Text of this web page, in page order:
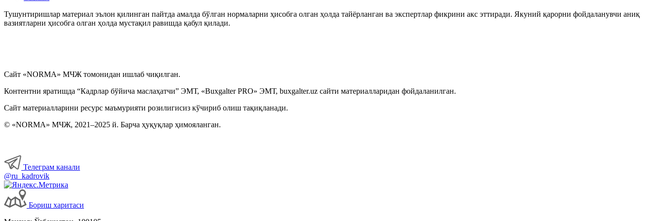
Суд амалиёти ва меҳнат низолари
Иш ҳақи, компенсация ва бошқа тўловлар
Бошқа ишга ўтиш, ўриндошлик
Меҳнат шароитларининг ўзгариши
Меҳнат шартномасини бекор қилиш
Тушунтиришлар материал эълон қилинган пайтда амалда бўлган нормаларни ҳисобга олган ҳолда тайёрланган ва экспертлар фикрини акс эттиради. Якуний қарорни фойдаланувчи аниқ
вазиятларни ҳисобга олган ҳолда мустақил равишда қабул қилади.
Сайт «NORMA» МЧЖ томонидан ишлаб чиқилган.
Контентни яратишда “Кадрлар бўйича маслаҳатчи” ЭМТ, «Buxgalter PRO» ЭМТ, buxgalter.uz сайти материалларидан фойдаланилган.
Сайт материалларини ресурс маъмурияти розилигисиз кўчириб олиш тақиқланади.
© «NORMA» МЧЖ, 2021–2025 й. Барча ҳуқуқлар ҳимояланган.
Телеграм канали
@ru_kadrovik
Бориш харитаси